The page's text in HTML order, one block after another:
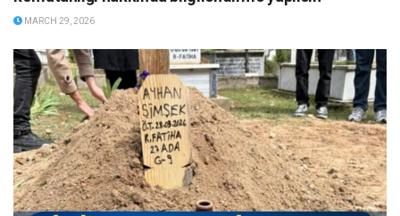
MARCH 29, 2026